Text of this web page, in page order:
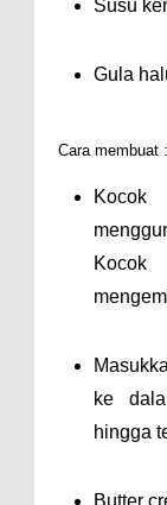
Susu
Gula
Cara membuat :
ke
hingga
Butter